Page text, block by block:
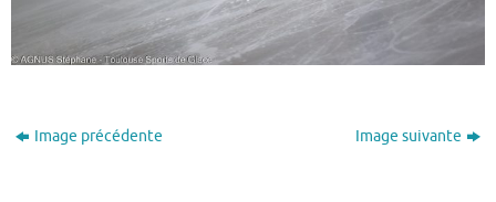
Image précédente Image suivante